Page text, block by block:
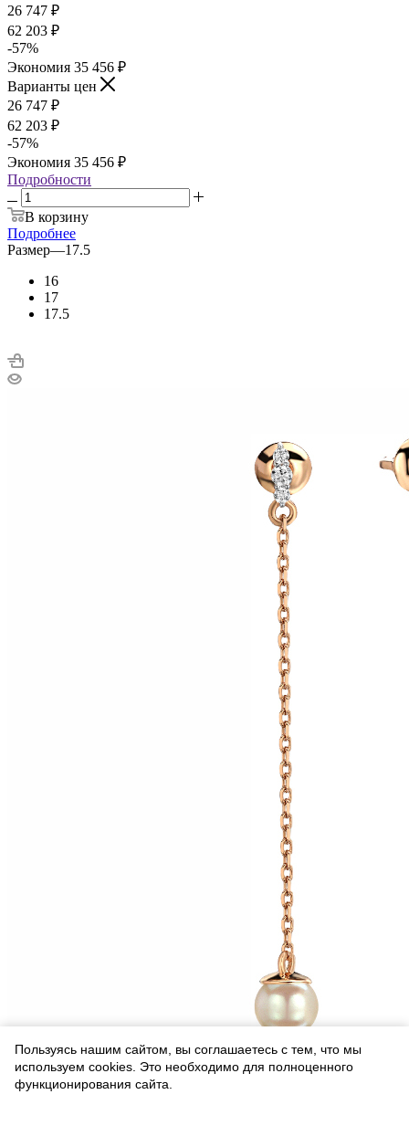
26 747 ₽
62 203 ₽
-57%
Экономия 35 456 ₽
Варианты цен
26 747 ₽
62 203 ₽
-57%
Экономия 35 456 ₽
Подробности
В корзину
Подробнее
Размер—17.5
16
17
17.5
Пользуясь нашим сайтом, вы соглашаетесь с тем, что мы
используем cookies. Это необходимо для полноценного
функционирования сайта.